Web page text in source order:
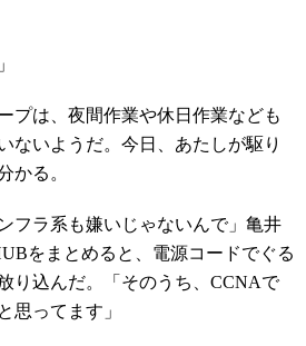
プは、夜間作業や休日作業なども
ないようだ。今日、あたしが駆り
かる。
フラ系も嫌いじゃないんで」亀井
をまとめると、電源コードでぐる
り込んだ。「そのうち、CCNAで
思ってます」